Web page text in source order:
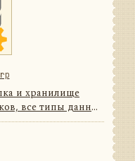
и хранилище
все типы данных
Работает по
данные другим
...